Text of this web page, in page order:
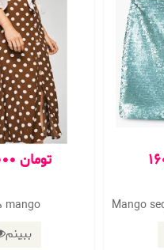
400,000 تومان
دامن mango
ببینم